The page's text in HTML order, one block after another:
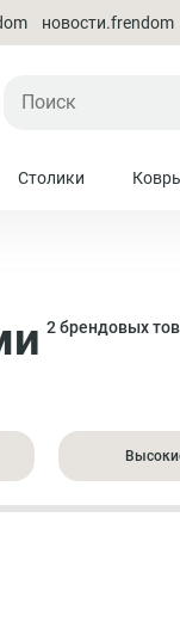
новости.frendom
Столики
2 брендовых